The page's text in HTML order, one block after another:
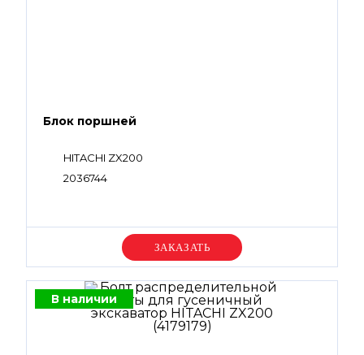
Блок поршней
HITACHI ZX200
2036744
Уточняйте цену
В наличии